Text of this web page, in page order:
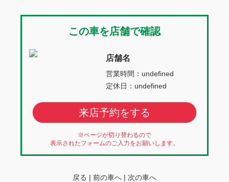
この車を店舗で確認
店舗名
営業時間：undefined
定休日：undefined
来店予約をする
※ページが切り替わるので
表示されたフォームのご入力をお願いします。
戻る | 前の車へ | 次の車へ